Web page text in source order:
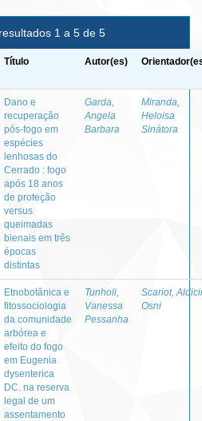
1 a 5 de 5
Título Autor(es)
Dano e
recuperação
pós-fogo em
espécies
lenhosas do
Cerrado : fogo
após 18 anos
de proteção
versus
queimadas
bienais em três
épocas
distintas
Garda,
Angela
Barbara
Miranda,
Heloisa
Sinátora
Etnobotânica e
fitossociologia
da comunidade
arbórea e
efeito do fogo
em Eugenia
dysenterica
DC. na reserva
legal de um
assentamento
Tunholi,
Vanessa
Pessanha
Scariot,
Osni